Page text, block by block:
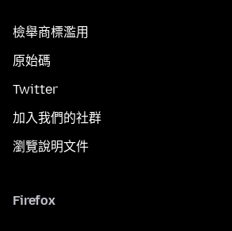
檢舉商標濫用
原始碼
Twitter
加入我們的社群
瀏覽說明文件
Firefox